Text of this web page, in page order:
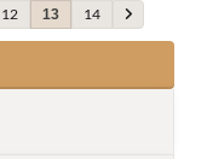
12 13 14